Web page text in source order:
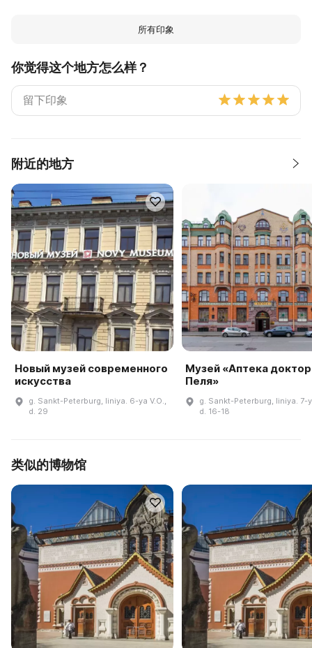
所有印象
你觉得这个地方怎么样？
附近的地方
Новый музей современного
искусства
g. Sankt-Peterburg, liniya. 6-ya V.O.,
d. 29
Музей «Аптека
Пеля»
g. Sankt-Peterburg, liniya. 7-
d. 16-18
类似的博物馆